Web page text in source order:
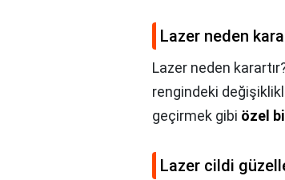
Lazer neden
Lazer neden
rengindeki
geçirmek gibi özel
Lazer cildi